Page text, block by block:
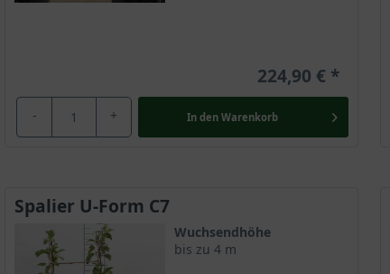
224,90 €
- + In den Warenkorb
Spalier U-Form C7
Wuchsendhöhe
bis zu 4 m